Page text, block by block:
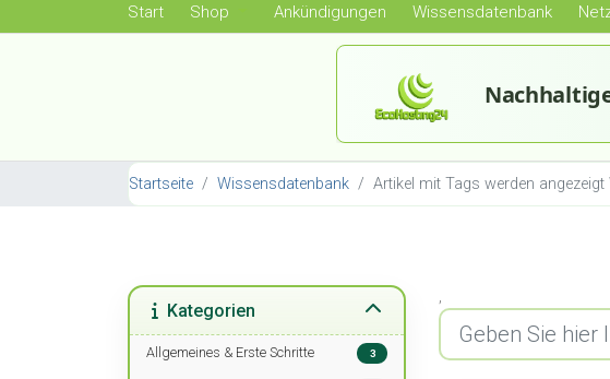
Start Shop Ankündigungen Wissensdatenbank
Startseite Wissensdatenbank Artikel mit Tags werden
Kategorien
Allgemeines & Erste Schritte 3